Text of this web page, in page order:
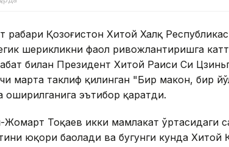
раҳбари Қозоғистон Хитой Халқ
шерикликни фаол ривожлантиришга
билан Президент Хитой Раиси Си
марта таклиф қилинган "Бир макон, бир
оширилганига эътибор қаратди.
Жомарт Тоқаев икки мамлакат ўртасидаги
юқори баҳолади ва бугунги кунда Хитой